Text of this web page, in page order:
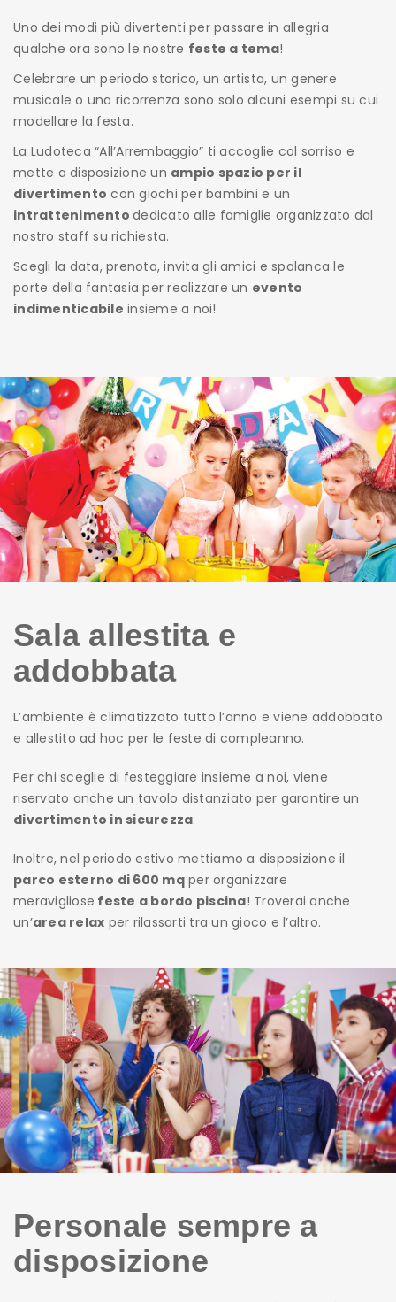
Uno dei modi più divertenti per passare in allegria
qualche ora sono le nostre feste a tema!
Celebrare un periodo storico, un artista, un genere
musicale o una ricorrenza sono solo alcuni esempi su cui
modellare la festa.
La Ludoteca “All’Arrembaggio” ti accoglie col sorriso e
mette a disposizione un ampio spazio per il
divertimento con giochi per bambini e un
intrattenimento dedicato alle famiglie organizzato dal
nostro staff su richiesta.
Scegli la data, prenota, invita gli amici e spalanca le
porte della fantasia per realizzare un evento
indimenticabile insieme a noi!
Sala allestita e
addobbata
L’ambiente è climatizzato tutto l’anno e viene addobbato
e allestito ad hoc per le feste di compleanno.
Per chi sceglie di festeggiare insieme a noi, viene
riservato anche un tavolo distanziato per garantire un
divertimento in sicurezza.
Inoltre, nel periodo estivo mettiamo a disposizione il
parco esterno di 600 mqper organizzare
meravigliose feste a bordo piscina! Troverai anche
un’area relax per rilassarti tra un gioco e l’altro.
Personale sempre a
disposizione